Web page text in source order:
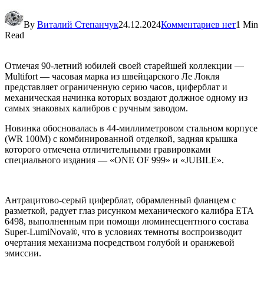
By Виталий Степанчук24.12.2024Комментариев нет1 Min
Read
Отмечая 90-летний юбилей своей старейшей коллекции —
Multifort — часовая марка из швейцарского Ле Локля
представляет ограниченную серию часов, циферблат и
механическая начинка которых воздают должное одному из
самых знаковых калибров с ручным заводом.
Новинка обосновалась в 44-миллиметровом стальном корпусе
(WR 100M) с комбинированной отделкой, задняя крышка
которого отмечена отличительными гравировками
специального издания — «ONE OF 999» и «JUBILE».
Антрацитово-серый циферблат, обрамленный фланцем с
разметкой, радует глаз рисунком механического калибра ETA
6498, выполненным при помощи люминесцентного состава
Super-LumiNova®, что в условиях темноты воспроизводит
очертания механизма посредством голубой и оранжевой
эмиссии.